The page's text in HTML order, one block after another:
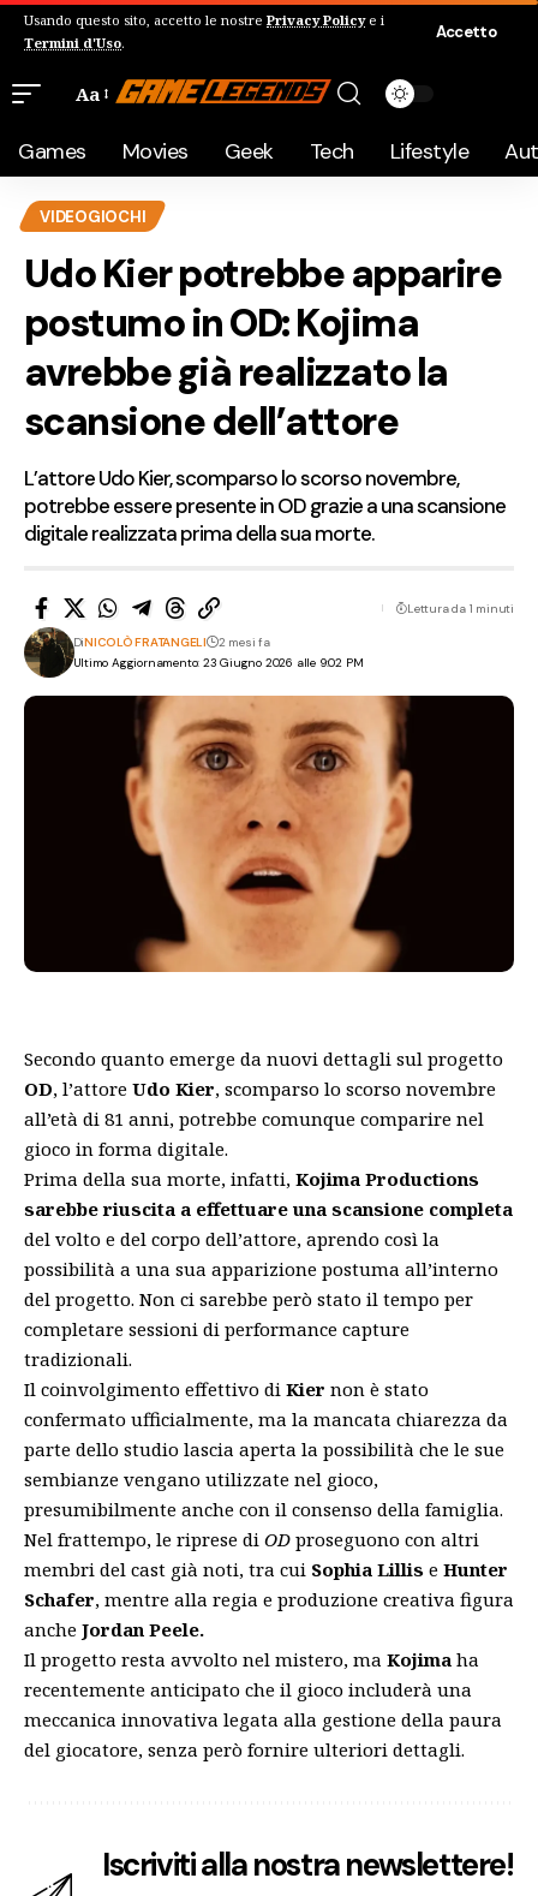
Usando questo sito, accetto le nostre Privacy Policye i
Termini d'Uso.
Accetto
Aa
Games Movies Geek Tech Lifestyle
VIDEOGIOCHI
Udo Kier potrebbe apparire
postumo in OD: Kojima
avrebbe già realizzato la
scansione dell’attore
L’attore Udo Kier, scomparso lo scorso novembre,
potrebbe essere presente in OD grazie a una scansione
digitale realizzata prima della sua morte.
Ultimo Aggiornamento: 23 Giugno 2026 alle 9:02 PM
DiNICOLÒ FRATANGELI 2 mesi fa
Lettura da 1 minuti
Secondo quanto emerge da nuovi dettagli sul progetto
OD, l’attore Udo Kier, scomparso lo scorso novembre
all’età di 81 anni, potrebbe comunque comparire nel
gioco in forma digitale.
Prima della sua morte, infatti, Kojima Productions
sarebbe riuscita a effettuare una scansione completa
del volto e del corpo dell’attore, aprendo così la
possibilità a una sua apparizione postuma all’interno
del progetto. Non ci sarebbe però stato il tempo per
completare sessioni di performance capture
tradizionali.
Il coinvolgimento effettivo di Kier non è stato
confermato ufficialmente, ma la mancata chiarezza da
parte dello studio lascia aperta la possibilità che le sue
sembianze vengano utilizzate nel gioco,
presumibilmente anche con il consenso della famiglia.
Nel frattempo, le riprese di OD proseguono con altri
membri del cast già noti, tra cui Sophia Lillis e Hunter
Schafer, mentre alla regia e produzione creativa figura
anche Jordan Peele.
Il progetto resta avvolto nel mistero, ma Kojima ha
recentemente anticipato che il gioco includerà una
meccanica innovativa legata alla gestione della paura
del giocatore, senza però fornire ulteriori dettagli.
Iscriviti alla nostra newslettere!